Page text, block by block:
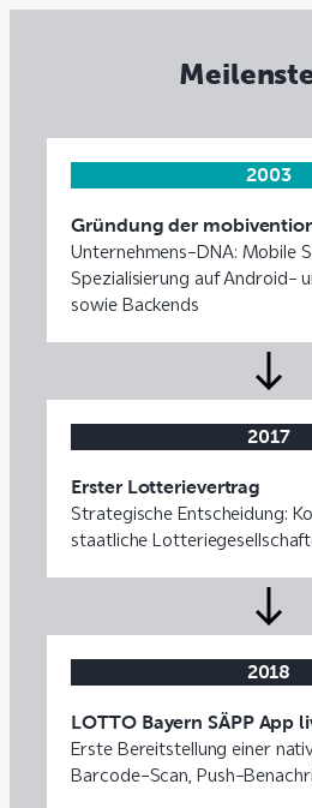
2003
Gründung der
Unternehmens-DNA: Mobile
Spezialisierung auf Android-
sowie Backends
2017
Erster Lotterievertrag
Strategische Entscheidung:
staatliche
2018
LOTTO Bayern SÄPP App
Erste Bereitstellung einer
Barcode-Scan, Push-